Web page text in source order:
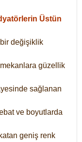
Üstün
değişiklik
güzellik
sağlanan
ve boyutlarda
geniş renk